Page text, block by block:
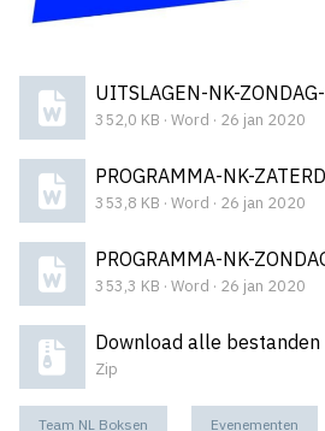
352,0 KB · Word · 26 jan 2020
353,8 KB · Word · 26 jan 2020
353,3 KB · Word · 26 jan 2020
Download alle bestanden
Zip
Team NL Boksen Evenementen